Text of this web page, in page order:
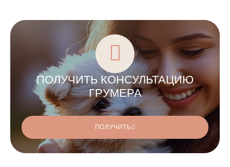
ПОЛУЧИТЬ КОНСУЛЬТАЦИЮ
ГРУМЕРА
ПОЛУЧИТЬ